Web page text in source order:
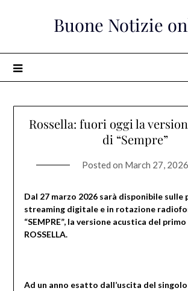
Buone Notizie
Rossella: fuori oggi la
di “Sempre”
Posted on March 27, 2026
Dal 27 marzo 2026 sarà disponibile
streaming digitale e in rotazione
“SEMPRE”, la versione acustica del
ROSSELLA.
Ad un anno esatto dall’uscita del singolo